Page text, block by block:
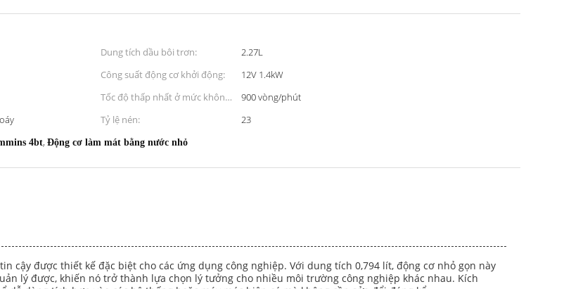
Dung tích dầu bôi trơn:
2.27L
Công suất động cơ khởi động:
12V 1.4kW
Tốc độ thấp nhất ở mức không
tải:
900 vòng/phút
Tỷ lệ nén:
23
4bt, Động cơ làm mát bằng nước nhỏ
cậy được thiết kế đặc biệt cho các ứng dụng công nghiệp. Với dung tích 0,794 lít, động cơ nhỏ gọn này
lý được, khiến nó trở thành lựa chọn lý tưởng cho nhiều môi trường công nghiệp khác nhau. Kích